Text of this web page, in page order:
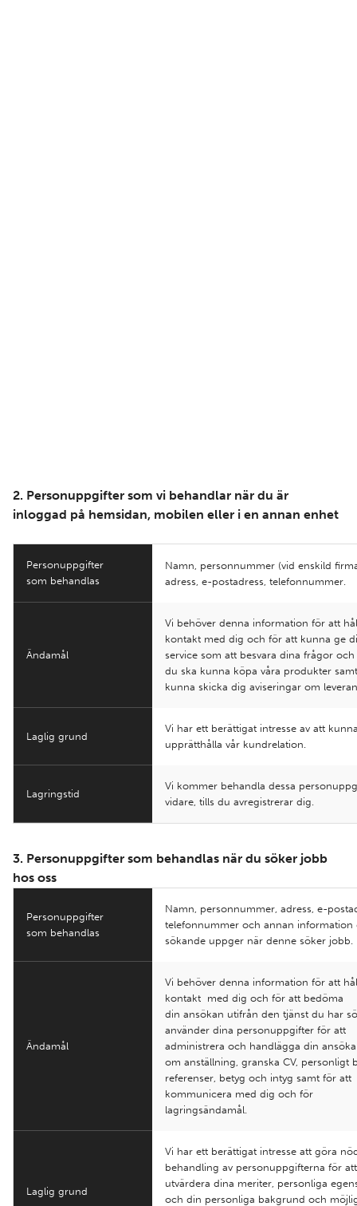
2. Personuppgifter som vi behandlar när du är
inloggad på hemsidan, mobilen eller i en annan enhet
Personuppgifter
som behandlas
Namn, personnummer (vid enskild
adress, e-postadress, telefonnummer.
Ändamål
Vi behöver denna information för att
kontakt med dig och för att kunna ge
service som att besvara dina frågor och
du ska kunna köpa våra produkter
kunna skicka dig aviseringar om
Laglig grund
Vi har ett berättigat intresse av att
upprätthålla vår kundrelation.
Lagringstid
Vi kommer behandla dessa
vidare, tills du avregistrerar dig.
3. Personuppgifter som behandlas när du söker jobb
hos oss
Personuppgifter
som behandlas
Namn, personnummer, adress, e-
telefonnummer och annan information
sökande uppger när denne söker jobb.
Ändamål
Vi behöver denna information för att
kontakt med dig och för att bedöma
din ansökan utifrån den tjänst du har
använder dina personuppgifter för att
administrera och handlägga din
om anställning, granska CV, personligt
referenser, betyg och intyg samt för att
kommunicera med dig och för
lagringsändamål.
Laglig grund
Vi har ett berättigat intresse att göra
behandling av personuppgifterna för
utvärdera dina meriter, personliga
och din personliga bakgrund och